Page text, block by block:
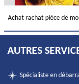
Achat rachat pièce de
AUTRES
Spécialiste en